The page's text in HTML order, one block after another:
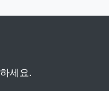
세요.